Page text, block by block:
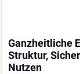
Ganzheitliche
Struktur,
Nutzen